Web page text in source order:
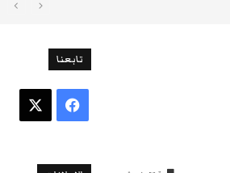
تابعنا
فيسبوك